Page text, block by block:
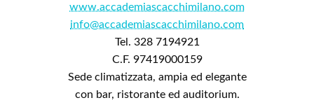
www.accademiascacchimilano.com
info@accademiascacchimilano.com
Tel. 328 7194921
C.F. 97419000159
Sede climatizzata, ampia ed elegante
con bar, ristorante ed auditorium.